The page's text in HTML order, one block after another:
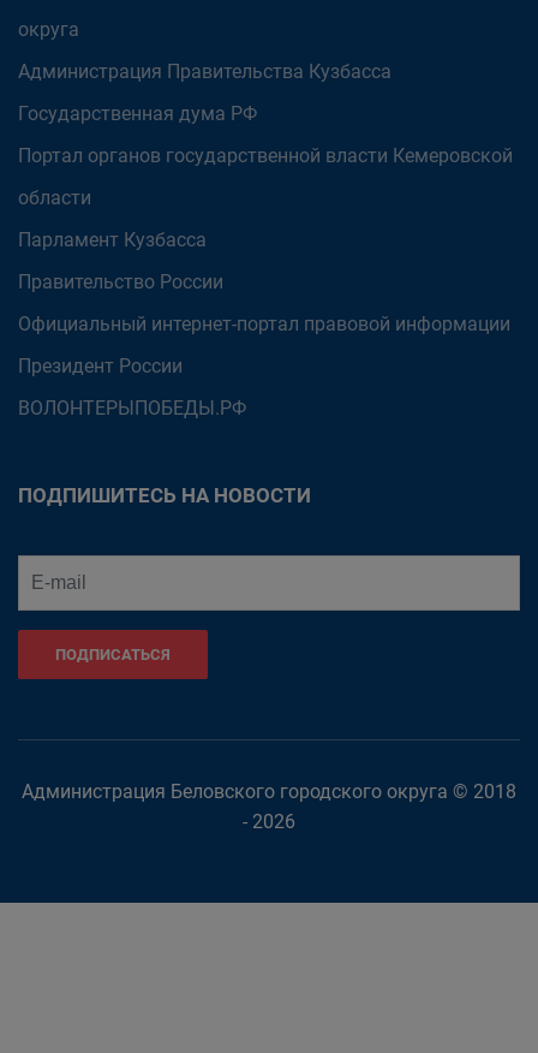
округа
Администрация Правительства Кузбасса
Государственная дума РФ
Портал органов государственной власти Кемеровской
области
Парламент Кузбасса
Правительство России
Официальный интернет-портал правовой информации
Президент России
ВОЛОНТЕРЫПОБЕДЫ.РФ
ПОДПИШИТЕСЬ НА НОВОСТИ
ПОДПИСАТЬСЯ
Администрация Беловского городского округа © 2018
- 2026